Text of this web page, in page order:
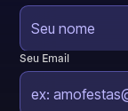
Seu Email